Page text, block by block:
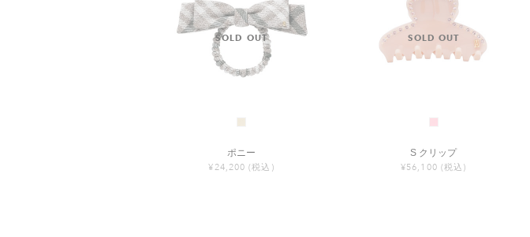
ポニー
¥24,200 (税込)
S クリップ
¥56,100 (税込)